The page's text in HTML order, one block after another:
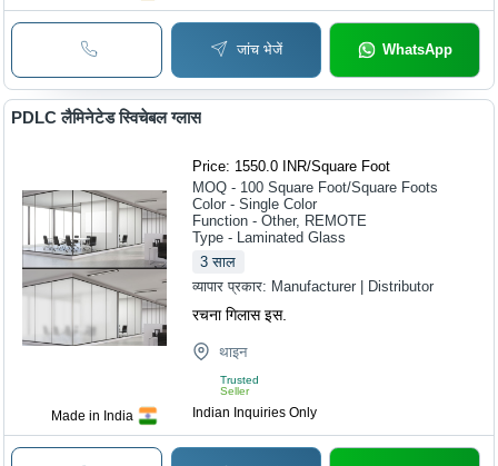
जांच भेजें WhatsApp
Made in India
PDLC लैमिनेटेड स्विचेबल ग्लास
Price: 1550.0 INR/Square Foot
MOQ - 100 Square Foot/Square Foots
Color - Single Color
Function - Other, REMOTE
Type - Laminated Glass
3 साल
व्यापार प्रकार: Manufacturer | Distributor
रचना गिलास इस.
थाइन
Trusted
Seller
Indian Inquiries Only